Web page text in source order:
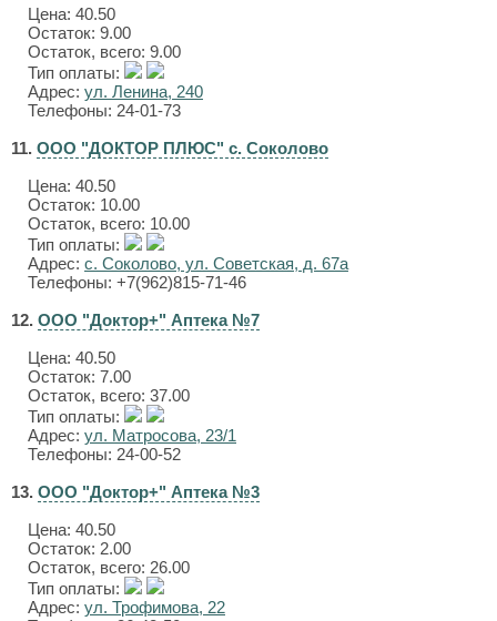
Цена: 40.50
Остаток: 9.00
Остаток, всего: 9.00
Тип оплаты:
Адрес: ул. Ленина, 240
Телефоны: 24-01-73
11. ООО "ДОКТОР ПЛЮС" с. Соколово
Цена: 40.50
Остаток: 10.00
Остаток, всего: 10.00
Тип оплаты:
Адрес: с. Соколово, ул. Советская, д. 67а
Телефоны: +7(962)815-71-46
12. ООО "Доктор+" Аптека №7
Цена: 40.50
Остаток: 7.00
Остаток, всего: 37.00
Тип оплаты:
Адрес: ул. Матросова, 23/1
Телефоны: 24-00-52
13. ООО "Доктор+" Аптека №3
Цена: 40.50
Остаток: 2.00
Остаток, всего: 26.00
Тип оплаты:
Адрес: ул. Трофимова, 22